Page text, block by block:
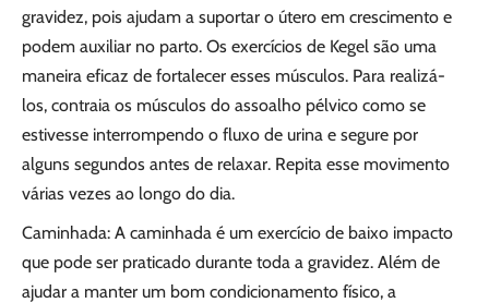
gravidez, pois ajudam a suportar o útero em crescimento e
podem auxiliar no parto. Os exercícios de Kegel são uma
maneira eficaz de fortalecer esses músculos. Para realizá-
los, contraia os músculos do assoalho pélvico como se
estivesse interrompendo o fluxo de urina e segure por
alguns segundos antes de relaxar. Repita esse movimento
várias vezes ao longo do dia.
Caminhada: A caminhada é um exercício de baixo impacto
que pode ser praticado durante toda a gravidez. Além de
ajudar a manter um bom condicionamento físico, a